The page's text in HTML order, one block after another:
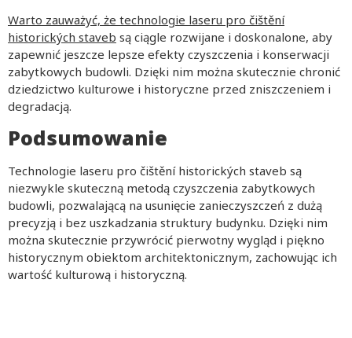
Warto zauważyć, że technologie laseru pro čištění
historických staveb są ciągle rozwijane i doskonalone, aby
zapewnić jeszcze lepsze efekty czyszczenia i konserwacji
zabytkowych budowli. Dzięki nim można skutecznie chronić
dziedzictwo kulturowe i historyczne przed zniszczeniem i
degradacją.
Podsumowanie
Technologie laseru pro čištění historických staveb są
niezwykle skuteczną metodą czyszczenia zabytkowych
budowli, pozwalającą na usunięcie zanieczyszczeń z dużą
precyzją i bez uszkadzania struktury budynku. Dzięki nim
można skutecznie przywrócić pierwotny wygląd i piękno
historycznym obiektom architektonicznym, zachowując ich
wartość kulturową i historyczną.